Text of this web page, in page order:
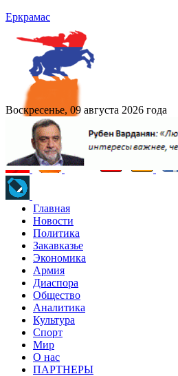
Еркрамас
Воскресенье, 09 августа 2026 года
Главная
Новости
Политика
Закавказье
Экономика
Армия
Диаспора
Общество
Аналитика
Культура
Спорт
Мир
О нас
ПАРТНЕРЫ